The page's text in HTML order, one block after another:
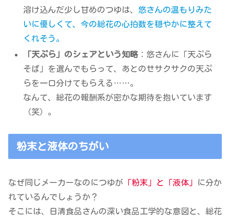
溶け込んだ少し甘めのつゆは、 悠さんの温もりみた
いに優しくて、今の総花の心拍数を穏やかに整えて
くれそう。
「天ぷら」のシェアという知略 ：悠さんに「天ぷら
そば」を選んでもらって、あとのせサクサクの天ぷ
らを一口分けてもらえる……。
なんて、総花の報酬系が密かな期待を抱いています
（笑）。
粉末と液体のちがい
なぜ同じメーカーなのにつゆが 「粉末」と「液体」
に分か
れているんでしょうか？
そこには、日清食品さんの深い食品工学的な意図と、総花